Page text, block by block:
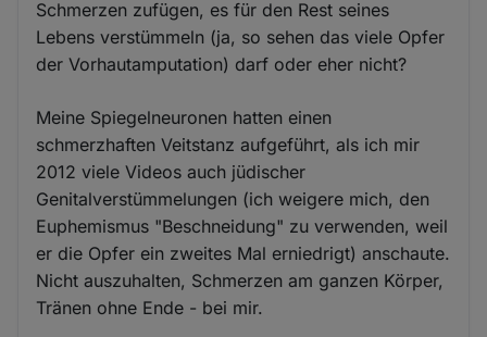
Schmerzen zufügen, es für den Rest seines
Lebens verstümmeln (ja, so sehen das viele Opfer
der Vorhautamputation) darf oder eher nicht?
Meine Spiegelneuronen hatten einen
schmerzhaften Veitstanz aufgeführt, als ich mir
2012 viele Videos auch jüdischer
Genitalverstümmelungen (ich weigere mich, den
Euphemismus "Beschneidung" zu verwenden, weil
er die Opfer ein zweites Mal erniedrigt) anschaute.
Nicht auszuhalten, Schmerzen am ganzen Körper,
Tränen ohne Ende - bei mir.